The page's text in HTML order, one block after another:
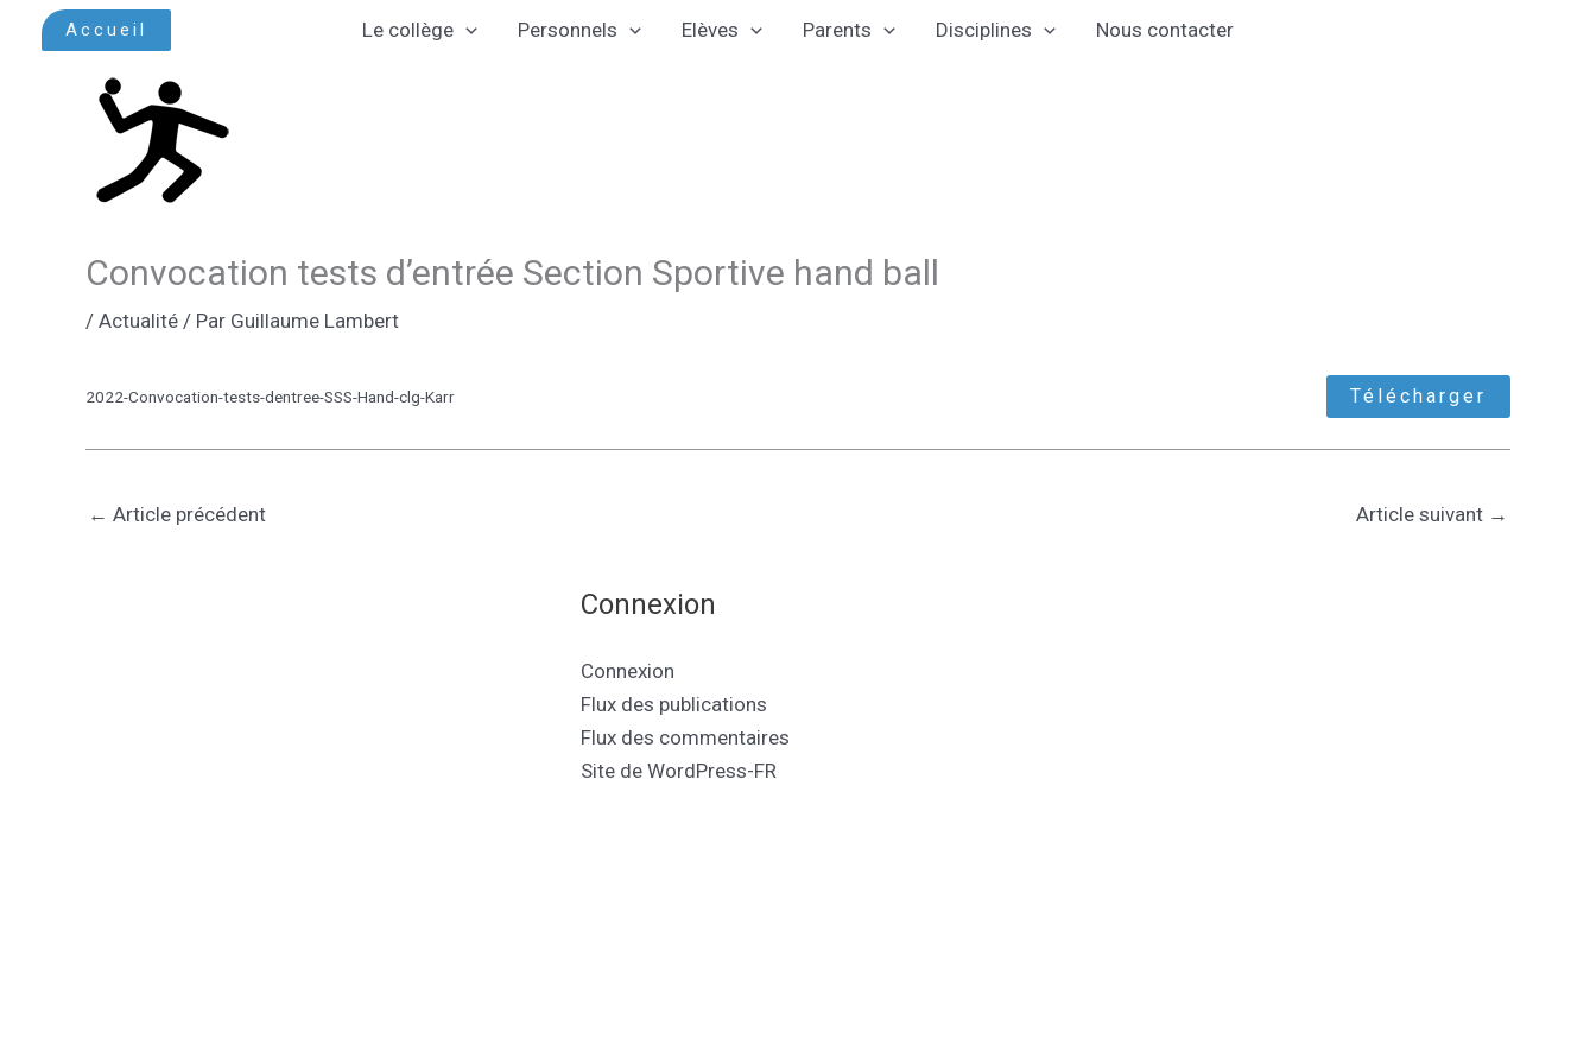
Accueil Le collège Personnels Elèves Parents Disciplines Nous contacter
Convocation tests d’entrée Section Sportive hand ball
/ Actualité / Par Guillaume Lambert
2022-Convocation-tests-dentree-SSS-Hand-clg-Karr Télécharger
← Article précédent Article suivant →
Connexion
Connexion
Flux des publications
Flux des commentaires
Site de WordPress-FR